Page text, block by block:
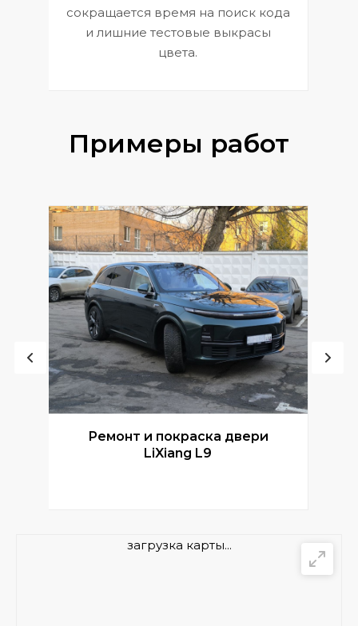
сокращается время на поиск кода
и лишние тестовые выкрасы
цвета.
Примеры работ
Ремонт и покраска двери
LiXiang L9
загрузка карты...